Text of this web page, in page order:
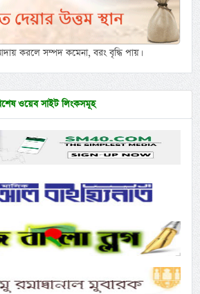
করলে সম্পদ কমেনা, বরং বৃদ্ধি পায়।
ওয়েব সাইট লিংকসমূহ